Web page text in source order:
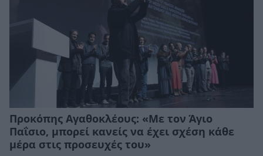
Προκόπης Αγαθοκλέους: «Με τον Άγιο
Παΐσιο, μπορεί κανείς να έχει σχέση κάθε
μέρα στις προσευχές του»